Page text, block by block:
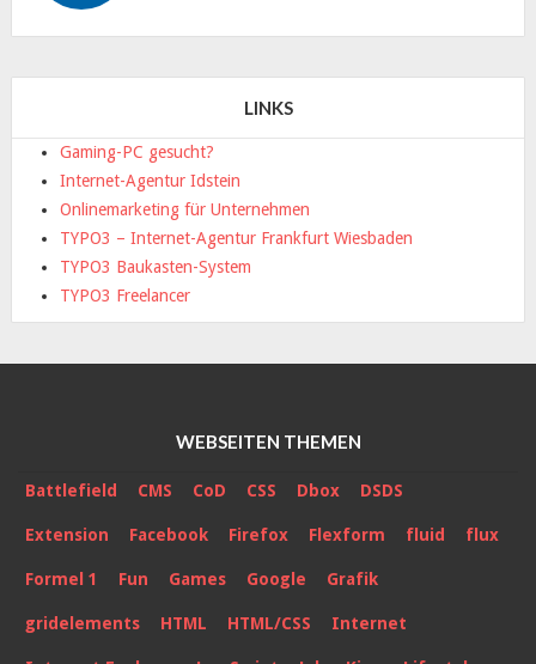
LINKS
Gaming-PC gesucht?
Internet-Agentur Idstein
Onlinemarketing für Unternehmen
TYPO3 – Internet-Agentur Frankfurt Wiesbaden
TYPO3 Baukasten-System
TYPO3 Freelancer
WEBSEITEN THEMEN
Battlefield CMS CoD CSS Dbox DSDS
Extension Facebook Firefox Flexform fluid flux
Formel 1 Fun Games Google Grafik
gridelements HTML HTML/CSS Internet